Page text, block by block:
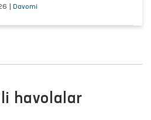
Davomi
havolalar